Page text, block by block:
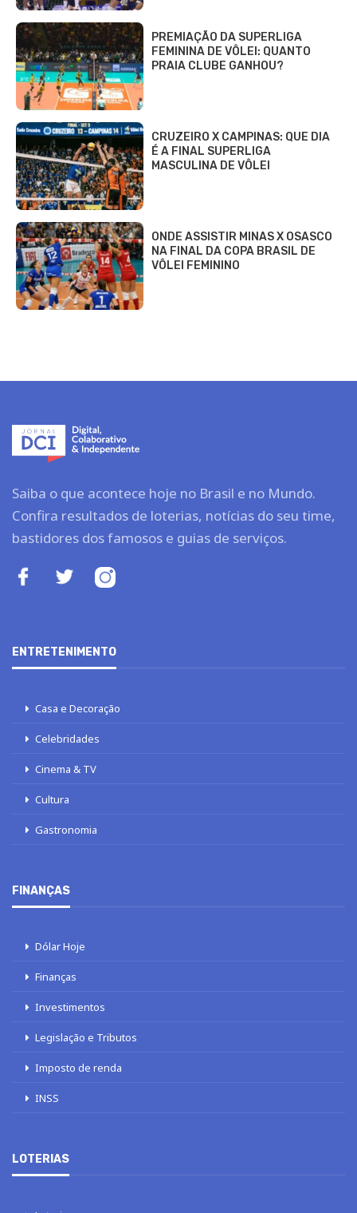
PREMIAÇÃO DA SUPERLIGA
FEMININA DE VÔLEI: QUANTO
PRAIA CLUBE GANHOU?
CRUZEIRO X CAMPINAS: QUE DIA
É A FINAL SUPERLIGA
MASCULINA DE VÔLEI
ONDE ASSISTIR MINAS X OSASCO
NA FINAL DA COPA BRASIL DE
VÔLEI FEMININO
Saiba o que acontece hoje no Brasil e no Mundo.
Confira resultados de loterias, notícias do seu time,
bastidores dos famosos e guias de serviços.
ENTRETENIMENTO
Casa e Decoração
Celebridades
Cinema & TV
Cultura
Gastronomia
FINANÇAS
Dólar Hoje
Finanças
Investimentos
Legislação e Tributos
Imposto de renda
INSS
LOTERIAS